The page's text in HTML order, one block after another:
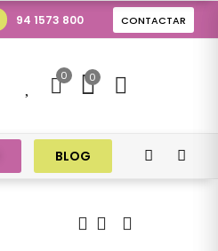
94 1573 800 CONTACTAR
0 0
BLOG